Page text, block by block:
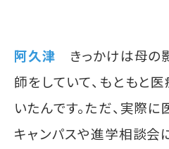
阿久津 きっかけは母の
師をしていて、もともと
いたんです。ただ、実際
キャンパスや進学相談会